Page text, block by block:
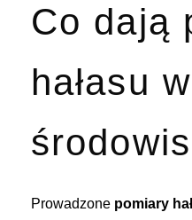
Co dają
hałasu w
Prowadzone pomiary